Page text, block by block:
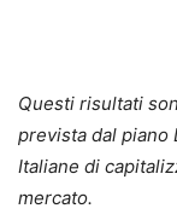
Questi risultati
prevista dal piano
Italiane di
mercato.